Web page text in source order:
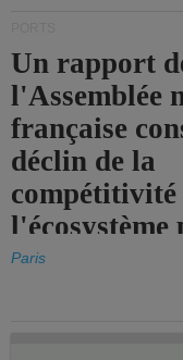
Un rapport
l'Assemblée
française
déclin de la
compétitivité
de l'État.
Paris